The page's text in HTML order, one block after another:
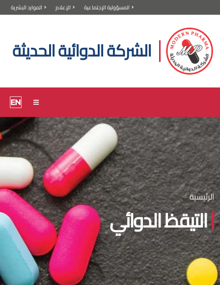
المسؤولية الإجتماعية الإعلام الموارد البشرية
الشركة الدوائية الحديثة
التيقظ الدوائي
الرئيسية